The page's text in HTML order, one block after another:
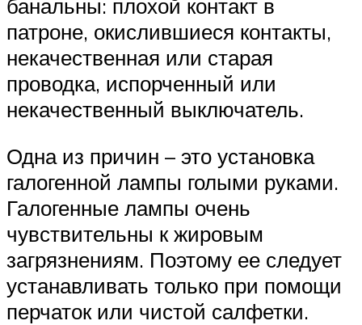
банальны: плохой контакт в
патроне, окислившиеся контакты,
некачественная или старая
проводка, испорченный или
некачественный выключатель.
Одна из причин – это установка
галогенной лампы голыми руками.
Галогенные лампы очень
чувствительны к жировым
загрязнениям. Поэтому ее следует
устанавливать только при помощи
перчаток или чистой салфетки.